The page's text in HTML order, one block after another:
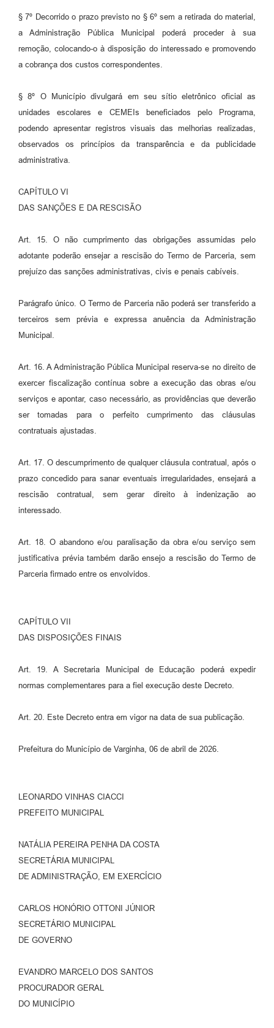
§ 7º Decorrido o prazo previsto no § 6º sem a retirada do material,
a Administração Pública Municipal poderá proceder à sua
remoção, colocando-o à disposição do interessado e promovendo
a cobrança dos custos correspondentes.
§ 8º O Município divulgará em seu sítio eletrônico oficial as
unidades escolares e CEMEIs beneficiados pelo Programa,
podendo apresentar registros visuais das melhorias realizadas,
observados os princípios da transparência e da publicidade
administrativa.
CAPÍTULO VI
DAS SANÇÕES E DA RESCISÃO
Art. 15. O não cumprimento das obrigações assumidas pelo
adotante poderão ensejar a rescisão do Termo de Parceria, sem
prejuízo das sanções administrativas, civis e penais cabíveis.
Parágrafo único. O Termo de Parceria não poderá ser transferido a
terceiros sem prévia e expressa anuência da Administração
Municipal.
Art. 16. A Administração Pública Municipal reserva-se no direito de
exercer fiscalização contínua sobre a execução das obras e/ou
serviços e apontar, caso necessário, as providências que deverão
ser tomadas para o perfeito cumprimento das cláusulas
contratuais ajustadas.
Art. 17. O descumprimento de qualquer cláusula contratual, após o
prazo concedido para sanar eventuais irregularidades, ensejará a
rescisão contratual, sem gerar direito à indenização ao
interessado.
Art. 18. O abandono e/ou paralisação da obra e/ou serviço sem
justificativa prévia também darão ensejo a rescisão do Termo de
Parceria firmado entre os envolvidos.
CAPÍTULO VII
DAS DISPOSIÇÕES FINAIS
Art. 19. A Secretaria Municipal de Educação poderá expedir
normas complementares para a fiel execução deste Decreto.
Art. 20. Este Decreto entra em vigor na data de sua publicação.
Prefeitura do Município de Varginha, 06 de abril de 2026.
LEONARDO VINHAS CIACCI
PREFEITO MUNICIPAL
NATÁLIA PEREIRA PENHA DA COSTA
SECRETÁRIA MUNICIPAL
DE ADMINISTRAÇÃO, EM EXERCÍCIO
CARLOS HONÓRIO OTTONI JÚNIOR
SECRETÁRIO MUNICIPAL
DE GOVERNO
EVANDRO MARCELO DOS SANTOS
PROCURADOR GERAL
DO MUNICÍPIO